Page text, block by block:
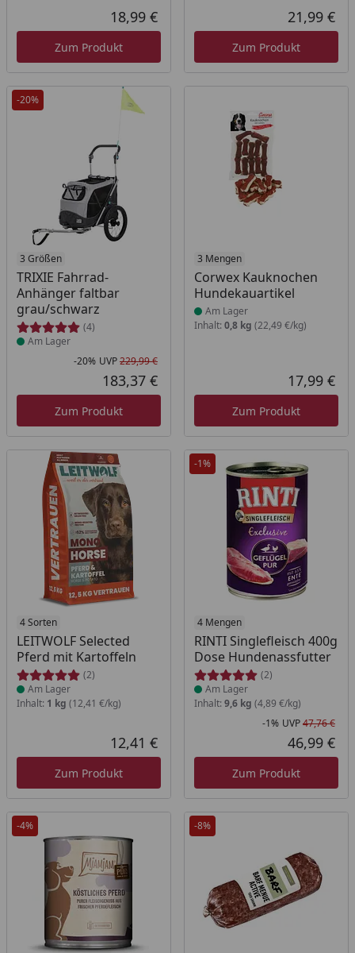
Aktueller Preis
18,99 €
Zum Produkt
21,99 €
Zum Produkt
-20%
3 Größen
TRIXIE Fahrrad-
Anhänger faltbar
grau/schwarz
(4)
Produkt am Lager
Am Lager
Rabatt in Prozent
-20%
Ursprünglicher Preis
UVP229,99 €
Aktueller Preis
183,37 €
Zum Produkt
3 Mengen
Corwex Kauknochen
Hundekauartikel
Produkt am Lager
Am Lager
Inhalt: 0,8 kg (22,49 €/kg)
17,99 €
Zum Produkt
4 Sorten
LEITWOLF Selected
Pferd mit Kartoffeln
(2)
Produkt am Lager
Am Lager
Inhalt: 1 kg (12,41 €/kg)
Aktueller Preis
12,41 €
Zum Produkt
-1%
4 Mengen
RINTI Singlefleisch 400g
Dose Hundenassfutter
(2)
Produkt am Lager
Am Lager
Inhalt: 9,6 kg (4,89 €/kg)
-1% UVP47,76 €
46,99 €
Zum Produkt
-4% -8%